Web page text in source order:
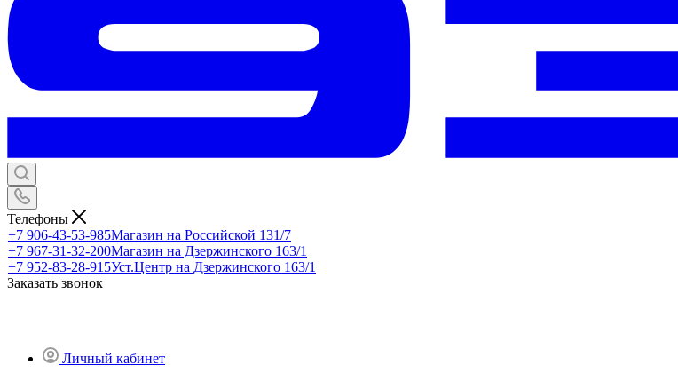
Телефоны
+7 906-43-53-985Магазин на Российской 131/7
+7 967-31-32-200Магазин на Дзержинского 163/1
+7 952-83-28-915Уст.Центр на Дзержинского 163/1
Заказать звонок
Личный кабинет